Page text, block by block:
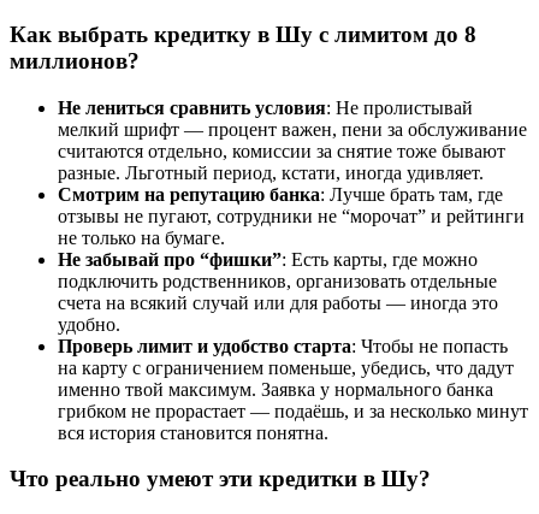
Как выбрать кредитку в Шу с лимитом до 8
миллионов?
Не лениться сравнить условия: Не пролистывай
мелкий шрифт — процент важен, пени за обслуживание
считаются отдельно, комиссии за снятие тоже бывают
разные. Льготный период, кстати, иногда удивляет.
Смотрим на репутацию банка: Лучше брать там, где
отзывы не пугают, сотрудники не “морочат” и рейтинги
не только на бумаге.
Не забывай про “фишки”: Есть карты, где можно
подключить родственников, организовать отдельные
счета на всякий случай или для работы — иногда это
удобно.
Проверь лимит и удобство старта: Чтобы не попасть
на карту с ограничением поменьше, убедись, что дадут
именно твой максимум. Заявка у нормального банка
грибком не прорастает — подаёшь, и за несколько минут
вся история становится понятна.
Что реально умеют эти кредитки в Шу?